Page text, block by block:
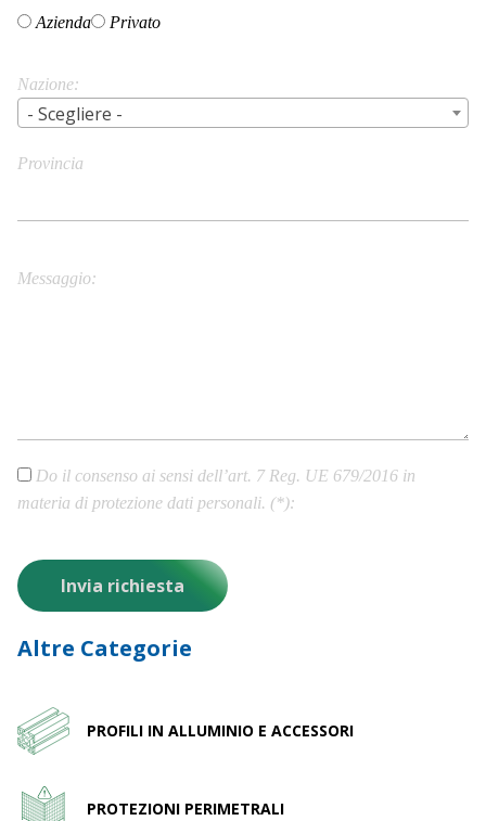
Azienda Privato
Nazione
- Scegliere -
Provincia
Messaggio
Do il consenso ai sensi dell’art. 7 Reg. UE 679/2016 in
materia di protezione dati personali. (*)
Altre Categorie
PROFILI IN ALLUMINIO E ACCESSORI
PROTEZIONI PERIMETRALI